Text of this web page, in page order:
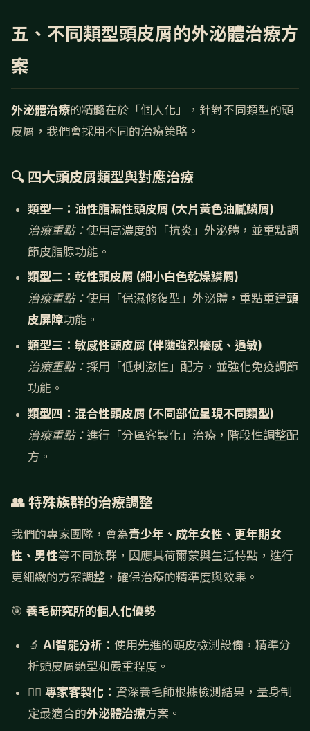
五、不同類型頭皮屑的外泌體治療方
案
外泌體治療的精髓在於「個人化」，針對不同類型的頭
皮屑，我們會採用不同的治療策略。
🔍 四大頭皮屑類型與對應治療
類型一：油性脂漏性頭皮屑 (大片黃色油膩鱗屑)
治療重點： 使用高濃度的「抗炎」外泌體，並重點調
節皮脂腺功能。
類型二：乾性頭皮屑 (細小白色乾燥鱗屑)
治療重點： 使用「保濕修復型」外泌體，重點重建頭
皮屏障功能。
類型三：敏感性頭皮屑 (伴隨強烈癢感、過敏)
治療重點： 採用「低刺激性」配方，並強化免疫調節
功能。
類型四：混合性頭皮屑 (不同部位呈現不同類型)
治療重點： 進行「分區客製化」治療，階段性調整配
方。
👥 特殊族群的治療調整
我們的專家團隊，會為青少年、成年女性、更年期女
性、男性等不同族群，因應其荷爾蒙與生活特點，進行
更細緻的方案調整，確保治療的精準度與效果。
🎯 養毛研究所的個人化優勢
🔬 AI智能分析： 使用先進的頭皮檢測設備，精準分
析頭皮屑類型和嚴重程度。
👩‍⚕️ 專家客製化： 資深養毛師根據檢測結果，量身制
定最適合的外泌體治療方案。